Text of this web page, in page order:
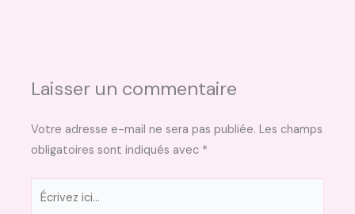
Laisser un commentaire
Votre adresse e-mail ne sera pas publiée. Les champs
obligatoires sont indiqués avec *
Écrivez